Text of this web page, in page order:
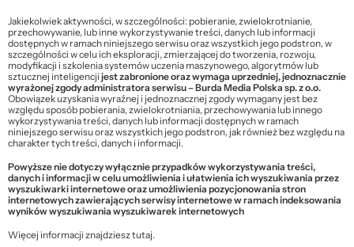
Jakiekolwiek aktywności, w szczególności: pobieranie, zwielokrotnianie,
przechowywanie, lub inne wykorzystywanie treści, danych lub informacji
dostępnych w ramach niniejszego serwisu oraz wszystkich jego podstron, w
szczególności w celu ich eksploracji, zmierzającej do tworzenia, rozwoju,
modyfikacji i szkolenia systemów uczenia maszynowego, algorytmów lub
sztucznej inteligencjijest zabronione oraz wymaga uprzedniej, jednoznacznie
wyrażonej zgody administratora serwisu – Burda Media Polska sp. z o.o.
Obowiązek uzyskania wyraźnej i jednoznacznej zgody wymagany jest bez
względu sposób pobierania, zwielokrotniania, przechowywania lub innego
wykorzystywania treści, danych lub informacji dostępnych w ramach
niniejszego serwisu oraz wszystkich jego podstron, jak również bez względu na
charakter tych treści, danych i informacji.
Powyższe nie dotyczy wyłącznie przypadków wykorzystywania treści,
danych i informacji w celu umożliwienia i ułatwienia ich wyszukiwania przez
wyszukiwarki internetowe oraz umożliwienia pozycjonowania stron
internetowych zawierających serwisy internetowe w ramach indeksowania
wyników wyszukiwania wyszukiwarek internetowych
Więcej informacji znajdziesztutaj.